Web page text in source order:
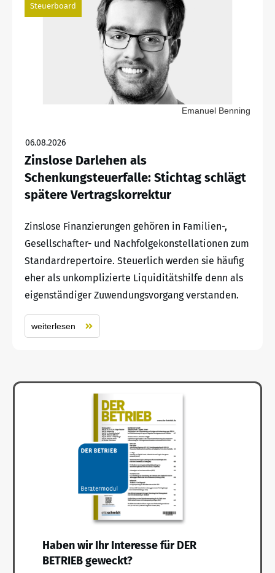
Steuerboard
Emanuel Benning
06.08.2026
Zinslose Darlehen als
Schenkungsteuerfalle: Stichtag schlägt
spätere Vertragskorrektur
Zinslose Finanzierungen gehören in Familien-,
Gesellschafter- und Nachfolgekonstellationen zum
Standardrepertoire. Steuerlich werden sie häufig
eher als unkomplizierte Liquiditätshilfe denn als
eigenständiger Zuwendungsvorgang verstanden.
weiterlesen
Haben wir Ihr Interesse für DER
BETRIEB geweckt?